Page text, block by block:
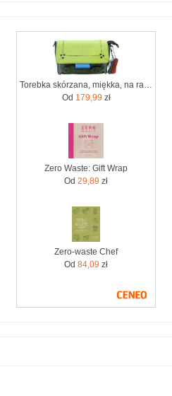
Torebka skórzana, miękka, na ramię długi pasek oryginalna zero waste OLIVKA
Od 179,99 zł
Zero Waste: Gift Wrap
Od 29,89 zł
Zero-waste Chef
Od 84,09 zł